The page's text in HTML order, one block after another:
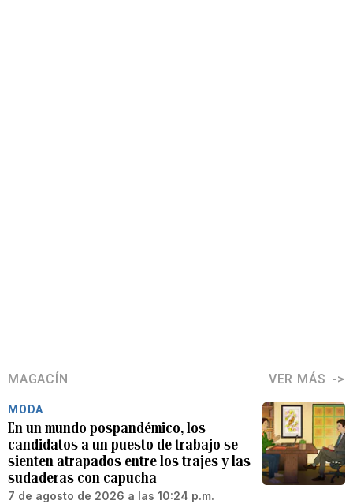
MAGACÍN VER MÁS
MODA
En un mundo pospandémico, los
candidatos a un puesto de trabajo se
sienten atrapados entre los trajes y las
sudaderas con capucha
7 de agosto de 2026 a las 10:24 p.m.